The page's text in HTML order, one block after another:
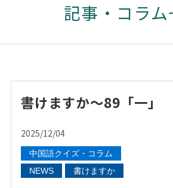
記事・コラム
書けますか～89「一」
2025/12/04
中国語クイズ・コラム
NEWS
書けますか